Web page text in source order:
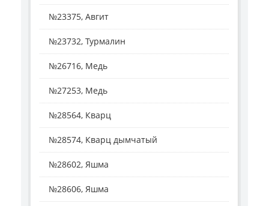
№23375, Авгит
№23732, Турмалин
№26716, Медь
№27253, Медь
№28564, Кварц
№28574, Кварц дымчатый
№28602, Яшма
№28606, Яшма